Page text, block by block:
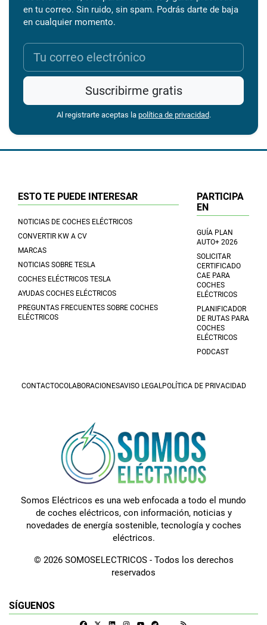
en tu correo. Sin ruido, sin spam. Podrás darte de baja
en cualquier momento.
Suscribirme gratis
Al registrarte aceptas la política de privacidad.
ESTO TE PUEDE INTERESAR
NOTICIAS DE COCHES ELÉCTRICOS
CONVERTIR KW A CV
MARCAS
NOTICIAS SOBRE TESLA
COCHES ELÉCTRICOS TESLA
AYUDAS COCHES ELÉCTRICOS
PREGUNTAS FRECUENTES SOBRE COCHES
ELÉCTRICOS
PARTICIPA
EN
GUÍA PLAN
AUTO+ 2026
SOLICITAR
CERTIFICADO
CAE PARA
COCHES
ELÉCTRICOS
PLANIFICADOR
DE RUTAS PARA
COCHES
ELÉCTRICOS
PODCAST
CONTACTOCOLABORACIONESAVISO LEGALPOLÍTICA DE PRIVACIDAD
Somos Eléctricos es una web enfocada a todo el mundo
de coches eléctricos, con información, noticias y
novedades de energía sostenible, tecnología y coches
eléctricos.
© 2026 SOMOSELECTRICOS - Todos los derechos
reservados
SÍGUENOS
FacebookLinkedinInstagramTelegram